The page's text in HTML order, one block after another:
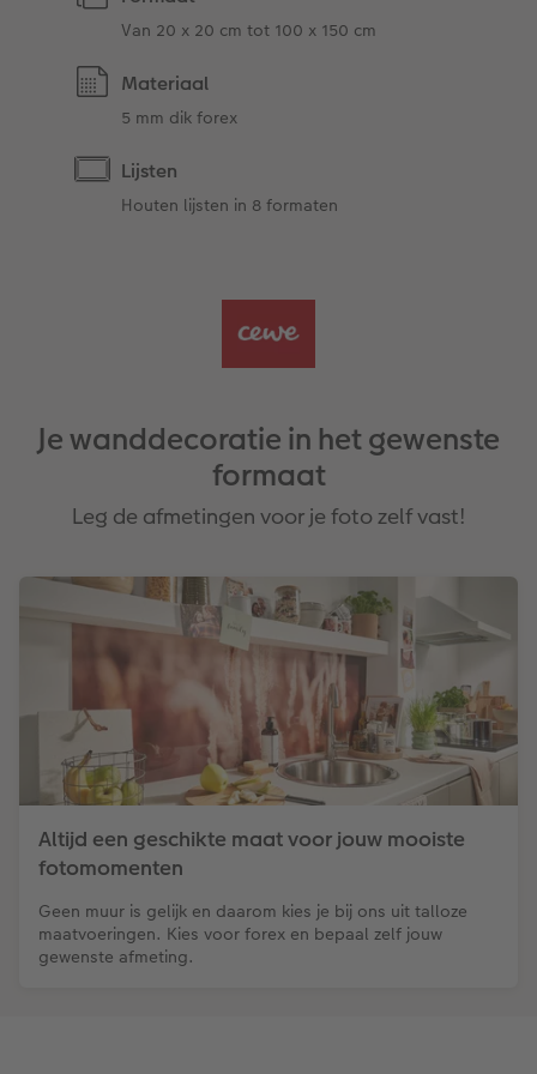
Van 20 x 20 cm tot 100 x 150 cm
Materiaal
5 mm dik forex
Lijsten
Houten lijsten in 8 formaten
Je wanddecoratie in het gewenste
formaat
Leg de afmetingen voor je foto zelf vast!
Altijd een geschikte maat voor jouw mooiste
fotomomenten
Geen muur is gelijk en daarom kies je bij ons uit talloze
maatvoeringen. Kies voor forex en bepaal zelf jouw
gewenste afmeting.